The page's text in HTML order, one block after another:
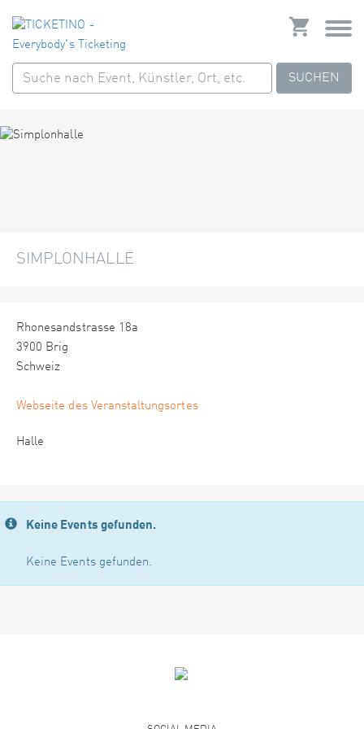
SUCHEN
SIMPLONHALLE
Rhonesandstrasse 18a
3900 Brig
Schweiz
Webseite des Veranstaltungsortes
Halle
Keine Events gefunden.
Keine Events gefunden.